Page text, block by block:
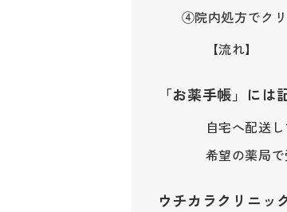
④院内処方でク
【流れ】
「お薬手帳」には
自宅へ配送
希望の薬局
ウチカラクリニッ